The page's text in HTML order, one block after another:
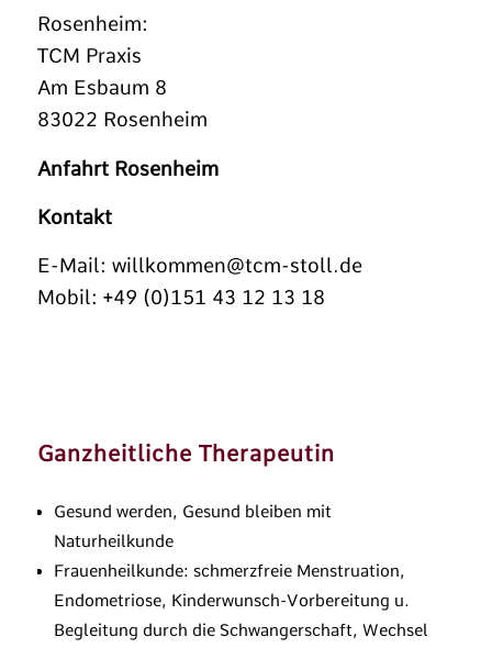
Rosenheim:
TCM Praxis
Am Esbaum 8
83022 Rosenheim
Anfahrt Rosenheim
Kontakt
E-Mail: willkommen@tcm-stoll.de
Mobil: +49 (0)151 43 12 13 18
Ganzheitliche Therapeutin
Gesund werden, Gesund bleiben mit
Naturheilkunde
Frauenheilkunde: schmerzfreie Menstruation,
Endometriose, Kinderwunsch-Vorbereitung u.
Begleitung durch die Schwangerschaft, Wechsel